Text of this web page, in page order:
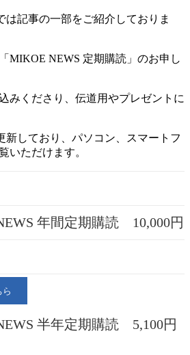
は記事の一部をご紹介しておりま
MIKOE NEWS 定期購読」のお申し
みくださり、伝道用やプレゼントに
新しており、パソコン、スマートフ
いただけます。
年間定期購読 10,000円
ら
半年定期購読 5,100円